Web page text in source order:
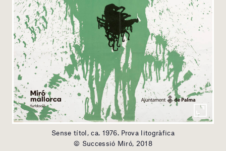
Sense títol, ca. 1976. Prova litogràfica
© Successió Miró, 2018